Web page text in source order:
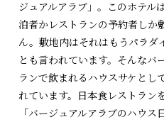
ジュアルアラブ」。このホテル
泊者かレストランの予約者しか
ん。敷地内はそれはもうパラダ
とも言われています。そんなバ
ランで飲まれるハウスサケとし
れています。日本食レストラン
「バージュアルアラブのハウ